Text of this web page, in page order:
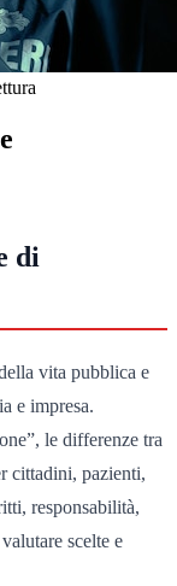
di
vita pubblica e
e impresa.
le differenze tra
cittadini, pazienti,
responsabilità,
scelte e